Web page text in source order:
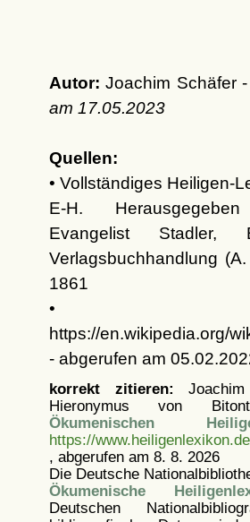
Autor: Joachim Schäfer -
am 17.05.2023
Quellen:
• Vollständiges Heiligen-
E-H.
Evangelist Stadler,
Verlagsbuchhandlung
1861
•
https://en.wikipedia.org/
- abgerufen am
korrekt zitieren:
Hieronymus von
Ökumenischen
https://
, abgerufen am 8. 8. 2026
Die Deutsche
Ökumenische
Deutschen